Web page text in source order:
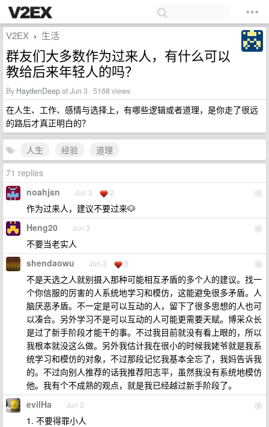
V2EX › 生活
群友们大多数作为过来人，有什么可以
教给后来年轻人的吗？
By HaydenDeepat Jun 3 · 5168 views
在人生、工作、感情与选择上，有哪些逻辑或者道理，是你走了很远
的路后才真正明白的？
人生 经验
道理
71 replies
1
noahjsn Jun 3 2
作为过来人，建议不要过来🐶
2
Heng20 Jun 3
不要当老实人
3
shendaowu Jun 3 3
不是天选之人就别摄入那种可能相互矛盾的多个人的建议。找一
个你信服的厉害的人系统地学习和模仿，这能避免很多矛盾。人
脑厌恶矛盾。不一定是可以互动的人，留下了很多思想的人也可
以凑合。另外学习不是可以互动的人可能更需要天赋。博采众长
是过了新手阶段才能干的事。不过我目前就没有看上眼的，所以
我根本就没这么做。另外我估计我在很小的时候我姥爷就是我系
统学习和模仿的对象，不过那段记忆我基本全忘了，我妈告诉我
的。不过向别人推荐的话我推荐阳志平，虽然我没有系统地模仿
他。我有个不成熟的观点，就是我已经越过新手阶段了。
4
evilHa Jun 3
1. 不要得罪小人